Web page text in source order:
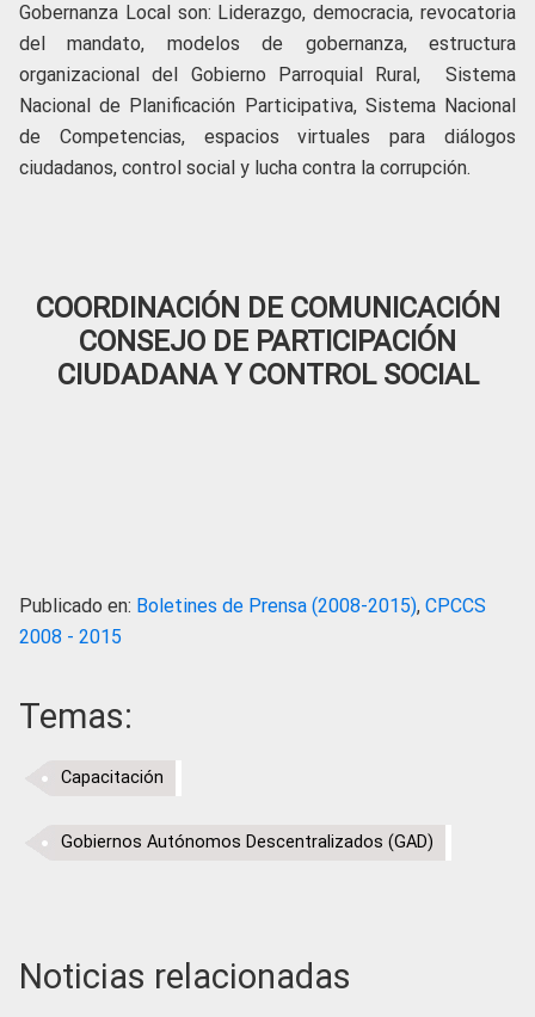
Gobernanza Local son: Liderazgo, democracia, revocatoria
del mandato, modelos de gobernanza, estructura
organizacional del Gobierno Parroquial Rural, Sistema
Nacional de Planificación Participativa, Sistema Nacional
de Competencias, espacios virtuales para diálogos
ciudadanos, control social y lucha contra la corrupción.
COORDINACIÓN DE COMUNICACIÓN
CONSEJO DE PARTICIPACIÓN
CIUDADANA Y CONTROL SOCIAL
Publicado en: Boletines de Prensa (2008-2015), CPCCS
2008 - 2015
Temas:
Capacitación
Gobiernos Autónomos Descentralizados (GAD)
Noticias relacionadas